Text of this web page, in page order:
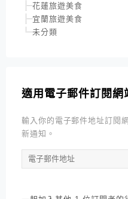
花蓮旅遊美食
宜蘭旅遊美食
未分類
適用電子郵件訂閱網
輸入你的電子郵件地址訂閱
新通知。
電
子
件